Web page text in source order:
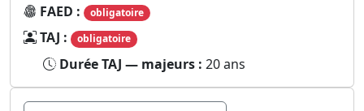
FAED : obligatoire
TAJ : obligatoire
Durée TAJ — majeurs : 20 ans